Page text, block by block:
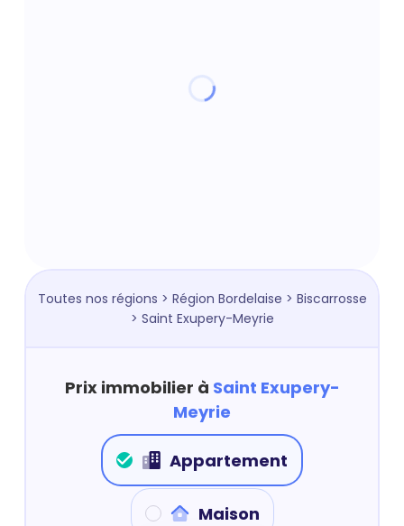
Toutes nos régions > Région Bordelaise > Biscarrosse
> Saint Exupery-Meyrie
Prix immobilier à Saint Exupery-
Meyrie
Appartement
Maison